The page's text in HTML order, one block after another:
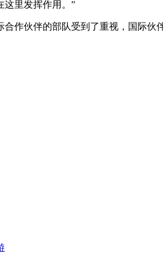
里发挥作用。”
作伙伴的部队受到了重视，国际伙